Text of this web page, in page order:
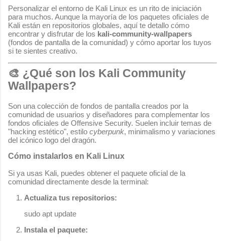
Personalizar el entorno de Kali Linux es un rito de iniciación
para muchos. Aunque la mayoría de los paquetes oficiales de
Kali están en repositorios globales, aquí te detallo cómo
encontrar y disfrutar de los kali-community-wallpapers
(fondos de pantalla de la comunidad) y cómo aportar los tuyos
si te sientes creativo.
🎨 ¿Qué son los Kali Community
Wallpapers?
Son una colección de fondos de pantalla creados por la
comunidad de usuarios y diseñadores para complementar los
fondos oficiales de Offensive Security. Suelen incluir temas de
"hacking estético", estilo cyberpunk, minimalismo y variaciones
del icónico logo del dragón.
Cómo instalarlos en Kali Linux
Si ya usas Kali, puedes obtener el paquete oficial de la
comunidad directamente desde la terminal:
Actualiza tus repositorios:
sudo apt update
Instala el paquete: